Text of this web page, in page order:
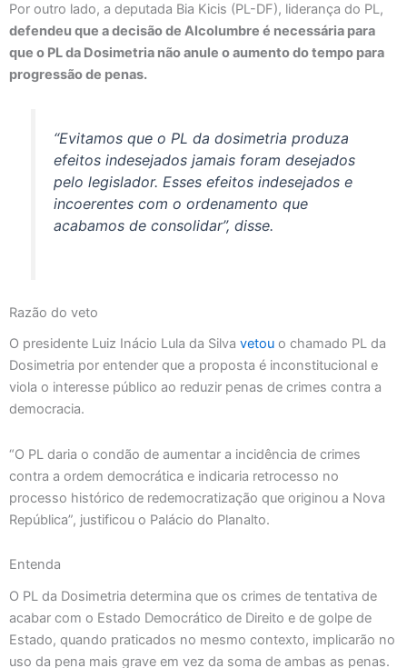
Por outro lado, a deputada Bia Kicis (PL-DF), liderança do PL,
defendeu que a decisão de Alcolumbre é necessária para
que o PL da Dosimetria não anule o aumento do tempo para
progressão de penas.
“Evitamos que o PL da dosimetria produza
efeitos indesejados jamais foram desejados
pelo legislador. Esses efeitos indesejados e
incoerentes com o ordenamento que
acabamos de consolidar”, disse.
Razão do veto
O presidente Luiz Inácio Lula da Silva vetou o chamado PL da
Dosimetria por entender que a proposta é inconstitucional e
viola o interesse público ao reduzir penas de crimes contra a
democracia.
“O PL daria o condão de aumentar a incidência de crimes
contra a ordem democrática e indicaria retrocesso no
processo histórico de redemocratização que originou a Nova
República”, justificou o Palácio do Planalto.
Entenda
O PL da Dosimetria determina que os crimes de tentativa de
acabar com o Estado Democrático de Direito e de golpe de
Estado, quando praticados no mesmo contexto, implicarão no
uso da pena mais grave em vez da soma de ambas as penas.